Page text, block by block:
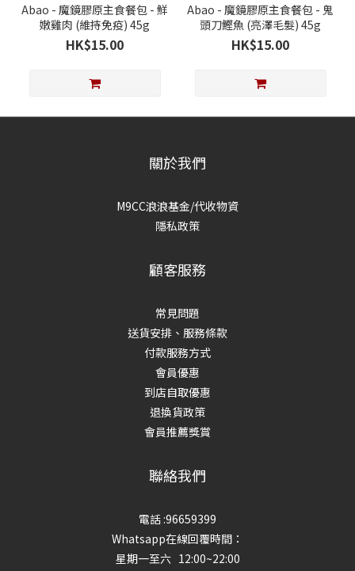
Abao - 魔鏡膠原主食餐包 - 鮮
嫩雞肉 (維持免疫) 45g
HK$15.00
Abao - 魔鏡膠原主食餐包 - 鬼
頭刀鰹魚 (亮澤毛髮) 45g
HK$15.00
關於我們
M9CC浪浪基金/代收物資
隱私政策
顧客服務
常見問題
送貨安排、服務條款
付款服務方式
會員優惠
到店自取優惠
退換貨政策
會員推薦獎賞
聯絡我們
電話 :96659399
Whatsapp在線回覆時間：
星期一至六 12:00~22:00